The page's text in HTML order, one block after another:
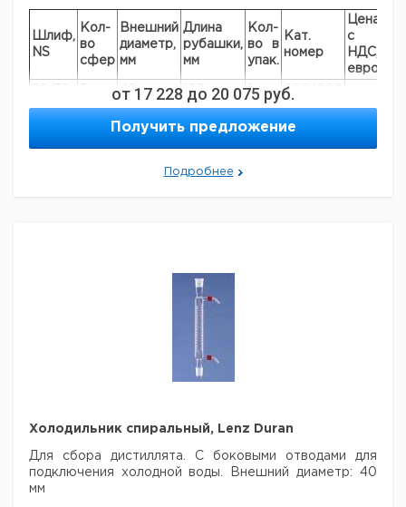
Шлиф,
NS
Кол-
во
сфер
Внешний
диаметр,
мм
Длина
рубашки,
мм
Кол-
во в
упак.
Кат.
номер
Цена
с
НДС,
евро
40 160 1
6204890
45/40
5 40 250 1 7200489
от 17 228 до 20 075 руб.
Получить предложение
Подробнее
Холодильник спиральный, Lenz Duran
Для сбора дистиллята. С боковыми отводами для
подключения холодной воды.
Внешний диаметр: 40
мм